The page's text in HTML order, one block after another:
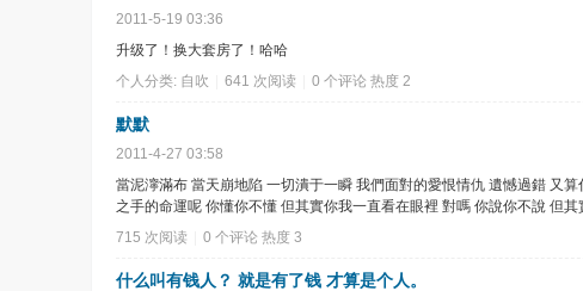
2011-5-19 03:36
升级了！换大套房了！哈哈
个人分类: 自吹 641 次阅读 0 个评论 热度 2
默默
2011-4-27 03:58
當泥濘滿布 當天崩地陷 一切潰于一瞬 我們面對的愛恨情仇 遺憾過錯 又
之手的命運呢 你懂你不懂 但其實你我一直看在眼裡 對嗎 你說你不說 但
715 次阅读
0 个评论 热度 3
什么叫有钱人？ 就是有了钱 才算是个人。